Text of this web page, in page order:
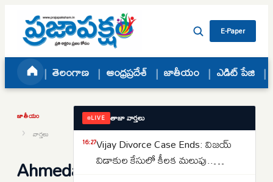
Skip to content
E-Paper
తెలంగాణ ఆంధ్రప్రదేశ్ జాతీయం ఎడిట్ పేజి
జాతీయం
› వార్తలు
Ahmedabad
LIVE తాజా వార్తలు
16:27Vijay Divorce Case Ends: విజయ్
విడాకుల కేసులో కీలక మలుపు..